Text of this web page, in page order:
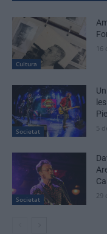
Cultura
16
Societat 5
Societat 29